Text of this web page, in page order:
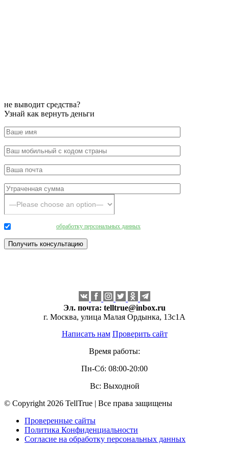
не выводит средства?
Узнай как вернуть деньги
обработку персональных данных
Эл. почта: telltrue@inbox.ru
г. Москва, улица Малая Ордынка, 13с1А
Написать нам Проверить сайт
Время работы:
Пн-Сб: 08:00-20:00
Вс: Выходной
© Copyright 2026 TellTrue | Все права защищены
Проверенные сайты
Политика Конфиденциальности
Согласие на обработку персональных данных